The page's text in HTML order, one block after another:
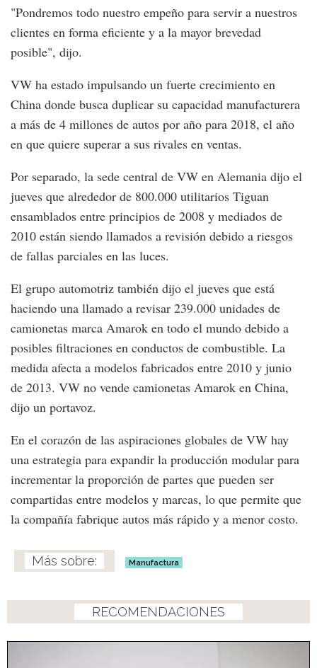
"Pondremos todo nuestro empeño para servir a nuestros
clientes en forma eficiente y a la mayor brevedad
posible", dijo.
VW ha estado impulsando un fuerte crecimiento en
China donde busca duplicar su capacidad manufacturera
a más de 4 millones de autos por año para 2018, el año
en que quiere superar a sus rivales en ventas.
Por separado, la sede central de VW en Alemania dijo el
jueves que alrededor de 800.000 utilitarios Tiguan
ensamblados entre principios de 2008 y mediados de
2010 están siendo llamados a revisión debido a riesgos
de fallas parciales en las luces.
El grupo automotriz también dijo el jueves que está
haciendo una llamado a revisar 239.000 unidades de
camionetas marca Amarok en todo el mundo debido a
posibles filtraciones en conductos de combustible. La
medida afecta a modelos fabricados entre 2010 y junio
de 2013. VW no vende camionetas Amarok en China,
dijo un portavoz.
En el corazón de las aspiraciones globales de VW hay
una estrategia para expandir la producción modular para
incrementar la proporción de partes que pueden ser
compartidas entre modelos y marcas, lo que permite que
la compañía fabrique autos más rápido y a menor costo.
Manufactura
RECOMENDACIONES